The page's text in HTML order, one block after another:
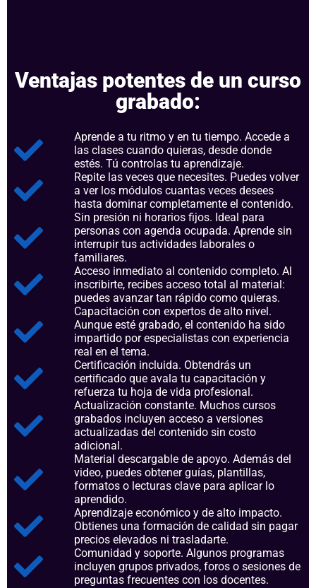
Ventajas potentes de un curso
grabado:
Aprende a tu ritmo y en tu tiempo. Accede a
las clases cuando quieras, desde donde
estés. Tú controlas tu aprendizaje.
Repite las veces que necesites. Puedes volver
a ver los módulos cuantas veces desees
hasta dominar completamente el contenido.
Sin presión ni horarios fijos. Ideal para
personas con agenda ocupada. Aprende sin
interrupir tus actividades laborales o
familiares.
Acceso inmediato al contenido completo. Al
inscribirte, recibes acceso total al material:
puedes avanzar tan rápido como quieras.
Capacitación con expertos de alto nivel.
Aunque esté grabado, el contenido ha sido
impartido por especialistas con experiencia
real en el tema.
Certificación incluida. Obtendrás un
certificado que avala tu capacitación y
refuerza tu hoja de vida profesional.
Actualización constante. Muchos cursos
grabados incluyen acceso a versiones
actualizadas del contenido sin costo
adicional.
Material descargable de apoyo. Además del
video, puedes obtener guías, plantillas,
formatos o lecturas clave para aplicar lo
aprendido.
Aprendizaje económico y de alto impacto.
Obtienes una formación de calidad sin pagar
precios elevados ni trasladarte.
Comunidad y soporte. Algunos programas
incluyen grupos privados, foros o sesiones de
preguntas frecuentes con los docentes.